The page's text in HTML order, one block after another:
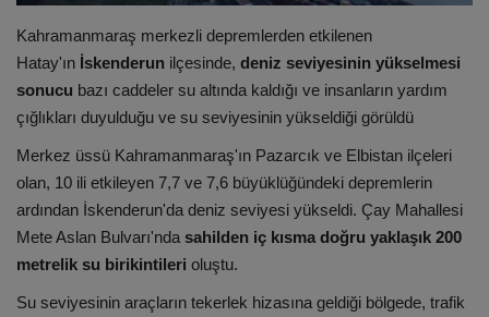
EĞİTİM
GALERİ
VİDEO
Kahramanmaraş merkezli depremlerden etkilenen
Hatay'ın İskenderun ilçesinde, deniz seviyesinin yükselmesi
sonucu bazı caddeler su altında kaldığı ve insanların yardım
çığlıkları duyulduğu ve su seviyesinin yükseldiği görüldü
Merkez üssü Kahramanmaraş'ın Pazarcık ve Elbistan ilçeleri
olan, 10 ili etkileyen 7,7 ve 7,6 büyüklüğündeki depremlerin
ardından İskenderun'da deniz seviyesi yükseldi. Çay Mahallesi
Mete Aslan Bulvarı'nda sahilden iç kısma doğru yaklaşık 200
metrelik su birikintileri oluştu.
Su seviyesinin araçların tekerlek hizasına geldiği bölgede, trafik